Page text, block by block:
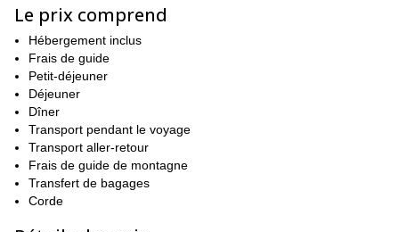
indispensable et une certaine expérience préalable est
recommandée.
Les aventuriers viennent chaque saison du monde entier pour
atteindre le sommet de cette montagne emblématique de la
chaîne du Caucase. Avec son glacier et ses paysages alpins
époustouflants, le Kazbek ne manquera pas de vous étonner lors
de cette ascension de 6 jours avec guide.
J'ai été au sommet du Kazbek plus de 60 fois. Je l'ai vu dans
toutes les conditions. **Je connais très bien cette montagne et je
vous promets une expédition inoubliable et sûre.**Pendant
l'expédition, nous aurons une acclimatation adéquate, **Je vous
Le prix comprend
Hébergement inclus
Frais de guide
Petit-déjeuner
Déjeuner
Dîner
Transport pendant le voyage
Transport aller-retour
Frais de guide de montagne
Transfert de bagages
Corde